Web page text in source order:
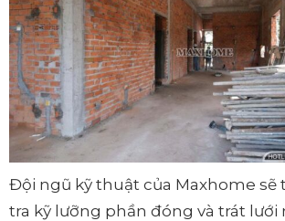
Đội ngũ kỹ thuật của Maxhome sẽ
tra kỹ lưỡng phần đóng và trát lưới